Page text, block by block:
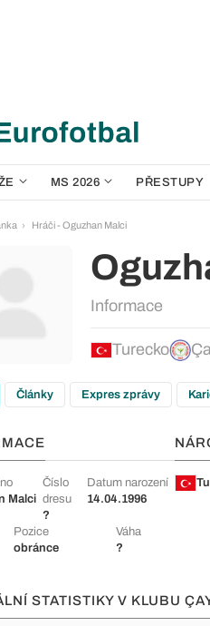
MS 2026 PŘESTUPY
Hráči - Oguzhan Malci
Informace
Turecko
Články Expres zprávy
Malci
Číslo
dresu
?
Datum narození
14.04.1996
Pozice
obránce
Váha
?
STATISTIKY V KLUBU